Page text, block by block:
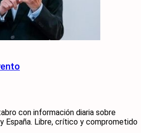
con información diaria sobre
España. Libre, crítico y comprometido